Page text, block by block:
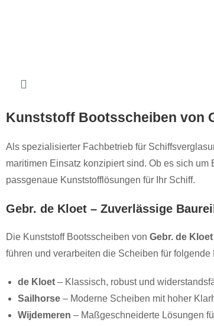
Kunststoff Bootsscheiben von
Als spezialisierter Fachbetrieb für
maritimen Einsatz konzipiert sind. Ob es sich
passgenaue Kunststofflösungen für Ihr Schiff.
Gebr. de Kloet – Zuverlässige
Die Kunststoff Bootsscheiben von Gebr. de Kloet
führen und verarbeiten die Scheiben für folgende
de Kloet – Klassisch, robust und
Sailhorse – Moderne Scheiben mit hoher
Wijdemeren – Maßgeschneiderte Lösungen